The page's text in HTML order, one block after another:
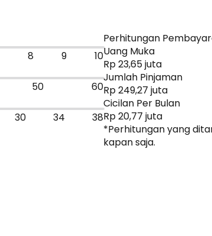
8 9
10
50
60
30 34 38
Perhitungan
Uang Muka
Rp 23,65 juta
Jumlah Pinjaman
Rp 249,27 juta
Cicilan Per Bulan
Rp 20,77 juta
*Perhitungan yang
kapan saja.